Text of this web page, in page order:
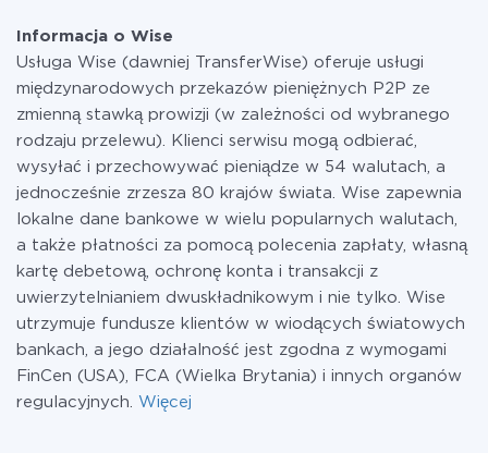
w razie potrzeby przełączyć się na płatną. Więcej
informacji otaryfach
Informacja o Wise
Usługa Wise (dawniej TransferWise) oferuje usługi
międzynarodowych przekazów pieniężnych P2P ze
zmienną stawką prowizji (w zależności od wybranego
rodzaju przelewu). Klienci serwisu mogą odbierać,
wysyłać i przechowywać pieniądze w 54 walutach, a
jednocześnie zrzesza 80 krajów świata. Wise zapewnia
lokalne dane bankowe w wielu popularnych walutach,
a także płatności za pomocą polecenia zapłaty, własną
kartę debetową, ochronę konta i transakcji z
uwierzytelnianiem dwuskładnikowym i nie tylko. Wise
utrzymuje fundusze klientów w wiodących światowych
bankach, a jego działalność jest zgodna z wymogami
FinCen (USA), FCA (Wielka Brytania) i innych organów
regulacyjnych. Więcej